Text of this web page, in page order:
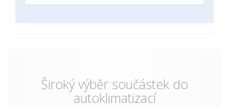
Široký výběr součástek do
autoklimatizací